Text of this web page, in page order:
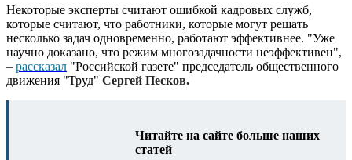
Некоторые эксперты считают ошибкой кадровых служб,
которые считают, что работники, которые могут решать
несколько задач одновременно, работают эффективнее. "Уже
научно доказано, что режим многозадачности неэффективен",
– рассказал "Российской газете" председатель общественного
движения "Труд" Сергей Песков.
Читайте на сайте больше наших
статей